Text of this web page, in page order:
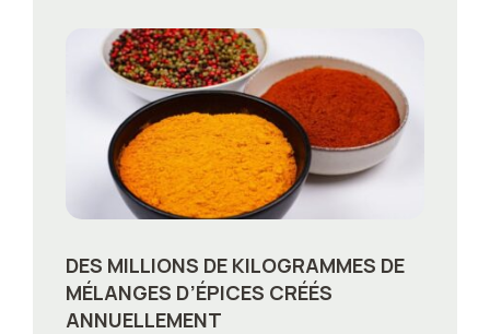
DES MILLIONS DE KILOGRAMMES DE
MÉLANGES D’ÉPICES CRÉÉS
ANNUELLEMENT